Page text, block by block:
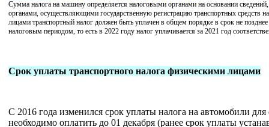
Сумма налога на машину определяется налоговыми органами на основании
органами, осуществляющими государственную регистрацию транспортных средств
лицами транспортный налог должен быть уплачен в общем порядке в срок не
налоговым периодом, то есть в 2022 году налог уплачивается за 2021 год
Срок уплаты транспортного налога физическими лицами
С 2016 года изменился срок уплаты налога на автомобили
необходимо оплатить до 01 декабря (ранее срок уплаты